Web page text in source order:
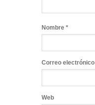
Nombre *
Correo electrónico
Web